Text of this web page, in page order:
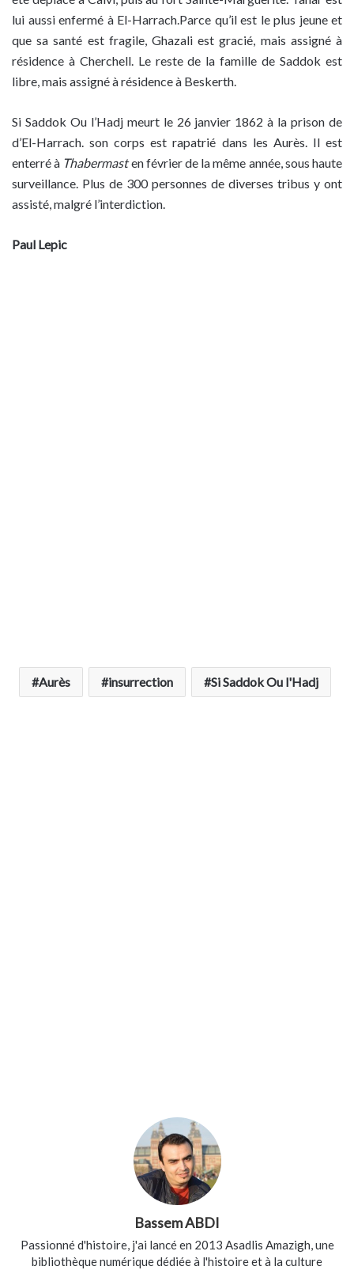
lui aussi enfermé à El-Harrach.Parce qu’il est le plus jeune et
que sa santé est fragile, Ghazali est gracié, mais assigné à
résidence à Cherchell. Le reste de la famille de Saddok est
libre, mais assigné à résidence à Beskerth.
Si Saddok Ou l’Hadj meurt le 26 janvier 1862 à la prison de
d’El-Harrach. son corps est rapatrié dans les Aurès. Il est
enterré à Thabermasten février de la même année, sous haute
surveillance. Plus de 300 personnes de diverses tribus y ont
assisté, malgré l’interdiction.
Paul Lepic
Aurès insurrection Si Saddok Ou l'Hadj
Bassem ABDI
Passionné d'histoire, j'ai lancé en 2013 Asadlis Amazigh, une
bibliothèque numérique dédiée à l'histoire et à la culture